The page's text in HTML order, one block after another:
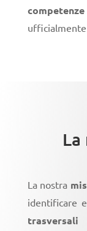
ufficialmente
La nostra
identificare